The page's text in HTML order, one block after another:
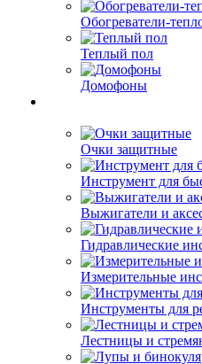
Обогреватели-
Теплый пол
Домофоны
Очки защитные
Инструмент для
Выжигатели и
Гидравлические
Измерительные
Инструменты для
Лестницы и